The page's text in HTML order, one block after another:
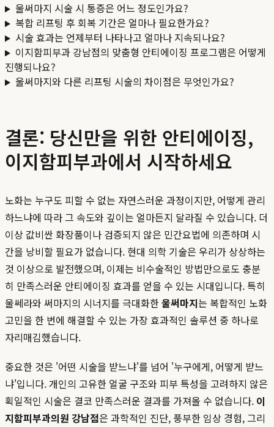
울써마지 시술 시 통증은 어느 정도인가요?
복합 리프팅 후 회복 기간은 얼마나 필요한가요?
시술 효과는 언제부터 나타나고 얼마나 지속되나요?
이지함피부과 강남점의 맞춤형 안티에이징 프로그램은 어떻게
진행되나요?
울써마지와 다른 리프팅 시술의 차이점은 무엇인가요?
결론: 당신만을 위한 안티에이징,
이지함피부과에서 시작하세요
노화는 누구도 피할 수 없는 자연스러운 과정이지만, 어떻게 관리
하느냐에 따라 그 속도와 깊이는 얼마든지 달라질 수 있습니다. 더
이상 값비싼 화장품이나 검증되지 않은 민간요법에 의존하며 시
간을 낭비할 필요가 없습니다. 현대 의학 기술은 우리가 상상하는
것 이상으로 발전했으며, 이제는 비수술적인 방법만으로도 충분
히 만족스러운 안티에이징 효과를 얻을 수 있는 시대입니다. 특히
울쎄라와 써마지의 시너지를 극대화한울써마지는 복합적인 노화
고민을 한 번에 해결할 수 있는 가장 효과적인 솔루션 중 하나로
자리매김했습니다.
중요한 것은 '어떤 시술을 받느냐'를 넘어 '누구에게, 어떻게 받느
냐'입니다. 개인의 고유한 얼굴 구조와 피부 특성을 고려하지 않은
획일적인 시술은 결코 만족스러운 결과를 가져올 수 없습니다. 이
지함피부과의원 강남점은 과학적인 진단, 풍부한 임상 경험, 그리